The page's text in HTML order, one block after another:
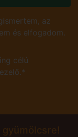
az
és elfogadom.
célú